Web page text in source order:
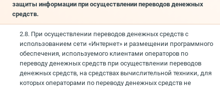
защиты информации при осуществлении переводов денежных
средств.
2.8. При осуществлении переводов денежных средств с
использованием сети «Интернет» и размещении программного
обеспечения, используемого клиентами операторов по
переводу денежных средств при осуществлении переводов
денежных средств, на средствах вычислительной техники, для
которых операторами по переводу денежных средств не